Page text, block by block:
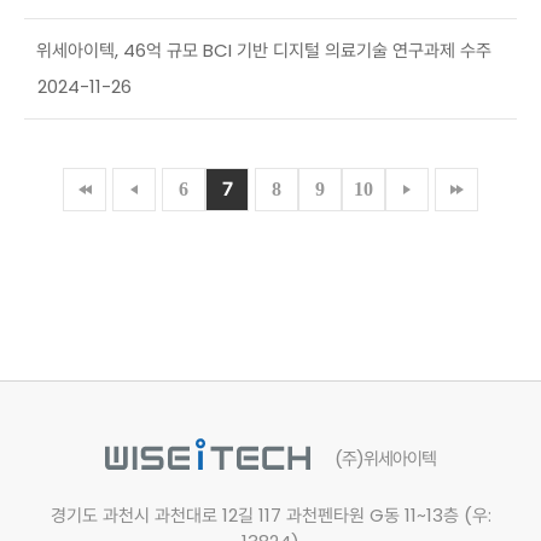
위세아이텍, 46억 규모 BCI 기반 디지털 의료기술 연구과제 수주
2024-11-26
6 7 8 9 10
(주)위세아이텍
경기도 과천시 과천대로 12길 117 과천펜타원 G동 11~13층 (우: